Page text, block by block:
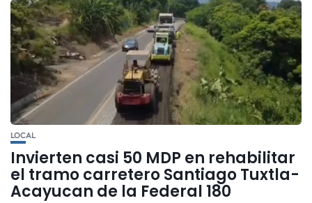
LOCAL
Invierten casi 50 MDP en rehabilitar
el tramo carretero Santiago Tuxtla-
Acayucan de la Federal 180